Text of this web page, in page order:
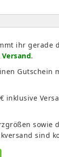
ihr gerade
.
Gutschein
inklusive
sowie
sind